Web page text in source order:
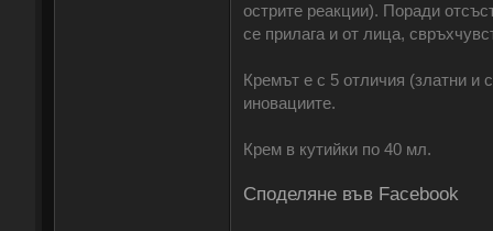
острите реакции). Поради
се прилага и от лица,
Кремът е с 5 отличия (златни
иновациите.
Крем в кутийки по 40 мл.
Споделяне във Facebook